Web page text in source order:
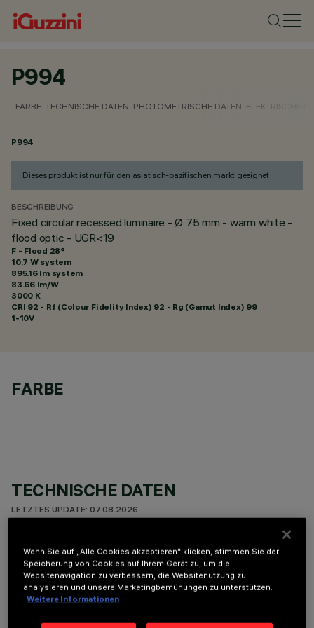
P994
FARBE TECHNISCHE DATEN PHOTOMETRISCHE DATEN ELEKTRISCHE
P994
Dieses produkt ist nur für den asiatisch-pazifischen markt geeignet
BESCHREIBUNG
Fixed circular recessed luminaire - Ø 75 mm - warm white -
flood optic - UGR<19
F - Flood 28°
10.7 W system
895.16 lm system
83.66 lm/W
3000 K
CRI 92 - Rf (Colour Fidelity Index) 92 - Rg (Gamut Index) 99
1-10V
FARBE
TECHNISCHE DATEN
LETZTES UPDATE: 07.08.2026
BESCHREIBUNG
Fixed round luminaire designed to use a LED lamp with C.O.B.
technology. Version with rim for surface-mounting. Reflector
vacuum-metallised with aluminium vapours with an anti-
Wenn Sie auf „Alle Cookies akzeptieren“ klicken, stimmen Sie der
Speicherung von Cookies auf Ihrem Gerät zu, um die
Websitenavigation zu verbessern, die Websitenutzung zu
analysieren und unsere Marketingbemühungen zu unterstützen.
Weitere Informationen